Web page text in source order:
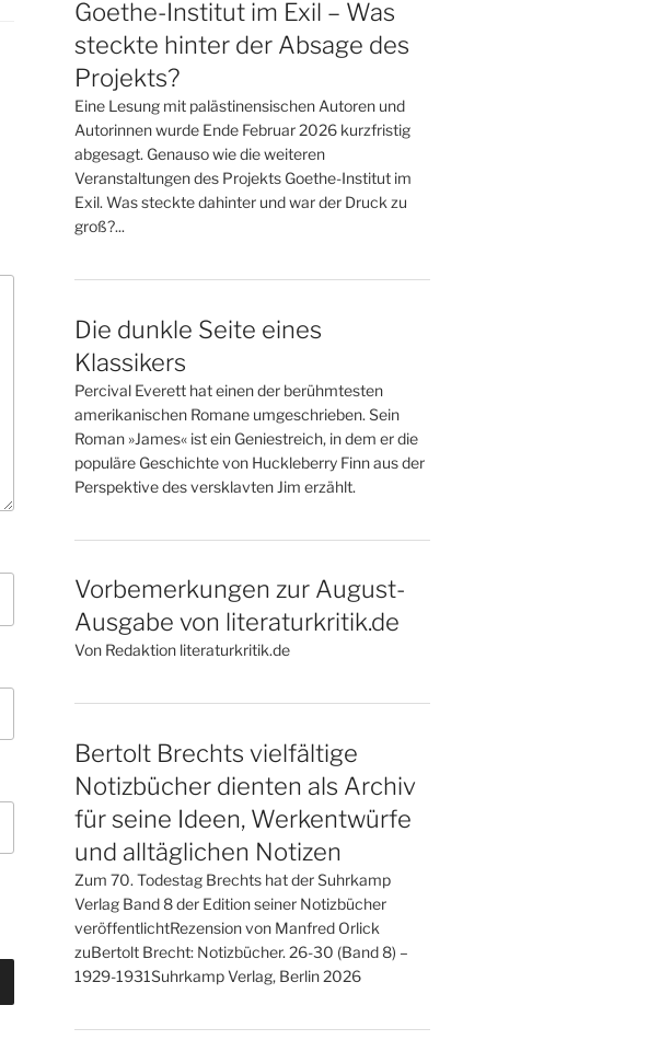
Goethe-Institut im Exil – Was
steckte hinter der Absage des
Projekts?
Eine Lesung mit palästinensischen Autoren und
Autorinnen wurde Ende Februar 2026 kurzfristig
abgesagt. Genauso wie die weiteren
Veranstaltungen des Projekts Goethe-Institut im
Exil. Was steckte dahinter und war der Druck zu
groß?...
Die dunkle Seite eines
Klassikers
Percival Everett hat einen der berühmtesten
amerikanischen Romane umgeschrieben. Sein
Roman »James« ist ein Geniestreich, in dem er die
populäre Geschichte von Huckleberry Finn aus der
Perspektive des versklavten Jim erzählt.
Vorbemerkungen zur August-
Ausgabe von literaturkritik.de
Von Redaktion literaturkritik.de
Bertolt Brechts vielfältige
Notizbücher dienten als Archiv
für seine Ideen, Werkentwürfe
und alltäglichen Notizen
Zum 70. Todestag Brechts hat der Suhrkamp
Verlag Band 8 der Edition seiner Notizbücher
veröffentlichtRezension von Manfred Orlick
zuBertolt Brecht: Notizbücher. 26-30 (Band 8) –
1929-1931Suhrkamp Verlag, Berlin 2026